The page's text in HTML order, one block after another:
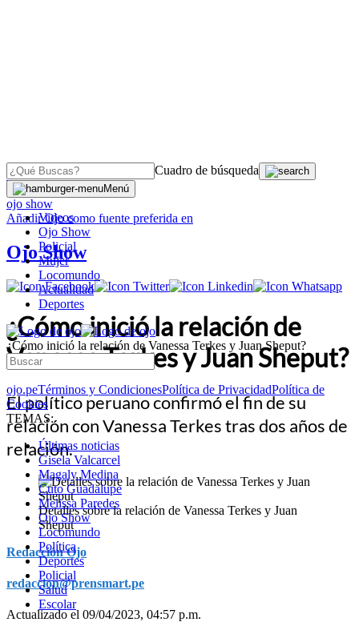
Cuadro de búsqueda
Menú
Videos
Ojo Show
Policial
Mujer
Locomundo
Actualidad
Deportes
¿Cómo inició la relación de Vanessa Terkes y Juan Sheput?
ojo.peTérminos y CondicionesPolítica de PrivacidadPolítica de
Cookies
TEMAS:
Últimas noticias
Gisela Valcarcel
Magaly Medina
Cuto Guadalupe
Melissa Paredes
Ojo Show
Locomundo
Política
Deportes
Policial
Salud
Escolar
OJO
ojo show
AñadirOjocomo fuente preferida en
Ojo Show
¿Cómo inició la relación de
Vanessa Terkes y Juan Sheput?
El político peruano confirmó el fin de su
relación con Vanessa Terkes tras dos años de
relación.
Detalles sobre la relación de Vanessa Terkes y Juan
Sheput
Redacción Ojo
redaccion@prensmart.pe
Actualizado el 09/04/2023, 04:57 p.m.